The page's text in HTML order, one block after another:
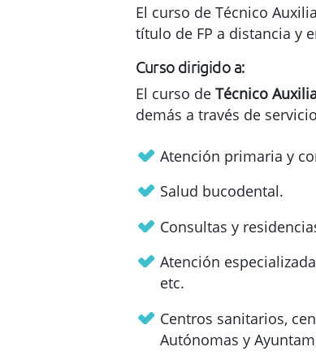
El curso de Técnico
título de FP a distancia y
Curso dirigido a:
El curso de Técnico
demás a través de
Atención primaria y
Salud bucodental.
Consultas y
Atención
etc.
Centros sanitarios,
Autónomas y